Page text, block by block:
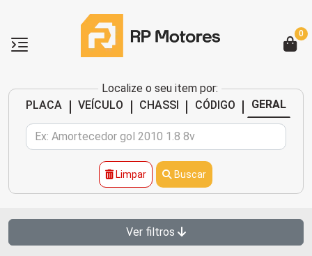
Localize o seu item por:
PLACA
| VEÍCULO | CHASSI | CÓDIGO | GERAL
Limpar Buscar
0
Ver filtros